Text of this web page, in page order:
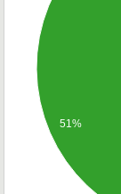
51%